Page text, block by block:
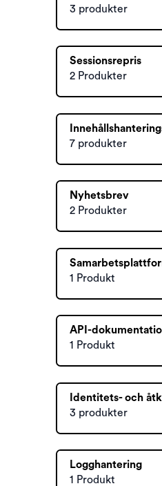
3 produkter
Sessionsrepris
2 Produkter
7 produkter
Nyhetsbrev
2 Produkter
1 Produkt
API-
1 Produkt
Identitets- och
3 produkter
Logghantering
1 Produkt